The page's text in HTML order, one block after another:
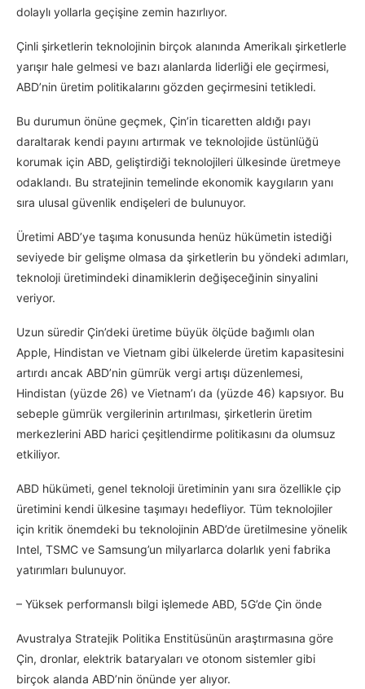
dolaylı yollarla geçişine zemin hazırlıyor.
Çinli şirketlerin teknolojinin birçok alanında Amerikalı şirketlerle
yarışır hale gelmesi ve bazı alanlarda liderliği ele geçirmesi,
ABD’nin üretim politikalarını gözden geçirmesini tetikledi.
Bu durumun önüne geçmek, Çin’in ticaretten aldığı payı
daraltarak kendi payını artırmak ve teknolojide üstünlüğü
korumak için ABD, geliştirdiği teknolojileri ülkesinde üretmeye
odaklandı. Bu stratejinin temelinde ekonomik kaygıların yanı
sıra ulusal güvenlik endişeleri de bulunuyor.
Üretimi ABD’ye taşıma konusunda henüz hükümetin istediği
seviyede bir gelişme olmasa da şirketlerin bu yöndeki adımları,
teknoloji üretimindeki dinamiklerin değişeceğinin sinyalini
veriyor.
Uzun süredir Çin’deki üretime büyük ölçüde bağımlı olan
Apple, Hindistan ve Vietnam gibi ülkelerde üretim kapasitesini
artırdı ancak ABD’nin gümrük vergi artışı düzenlemesi,
Hindistan (yüzde 26) ve Vietnam’ı da (yüzde 46) kapsıyor. Bu
sebeple gümrük vergilerinin artırılması, şirketlerin üretim
merkezlerini ABD harici çeşitlendirme politikasını da olumsuz
etkiliyor.
ABD hükümeti, genel teknoloji üretiminin yanı sıra özellikle çip
üretimini kendi ülkesine taşımayı hedefliyor. Tüm teknolojiler
için kritik önemdeki bu teknolojinin ABD’de üretilmesine yönelik
Intel, TSMC ve Samsung’un milyarlarca dolarlık yeni fabrika
yatırımları bulunuyor.
– Yüksek performanslı bilgi işlemede ABD, 5G’de Çin önde
Avustralya Stratejik Politika Enstitüsünün araştırmasına göre
Çin, dronlar, elektrik bataryaları ve otonom sistemler gibi
birçok alanda ABD’nin önünde yer alıyor.